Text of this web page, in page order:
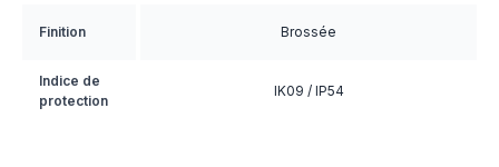
Finition Brossée
Indice de
protection
IK09 / IP54